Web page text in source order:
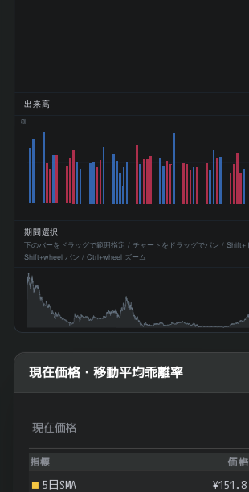
出来高
470M
期間選択
下のバーをドラッグで範囲指定 / チャートをドラッグでパン / Shift+
Shift+wheel パン / Ctrl+wheel ズーム
現在価格・移動平均乖離率
現在価格
指標 価格
5日SMA ¥151.8